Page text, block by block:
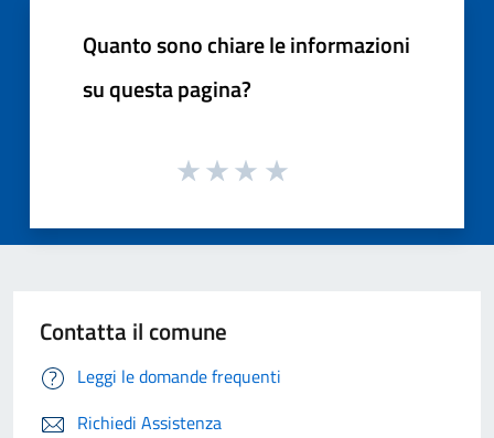
Quanto sono chiare le informazioni
su questa pagina?
Contatta il comune
Leggi le domande frequenti
Richiedi Assistenza